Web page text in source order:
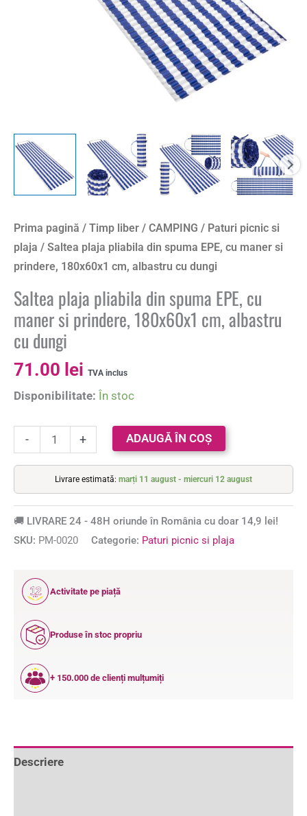
Prima pagină / Timp liber / CAMPING / Paturi picnic si
plaja / Saltea plaja pliabila din spuma EPE, cu maner si
prindere, 180x60x1 cm, albastru cu dungi
Saltea plaja pliabila din spuma EPE, cu
maner si prindere, 180x60x1 cm, albastru
cu dungi
71.00 lei TVA inclus
Disponibilitate: În stoc
-
dungi
+ ADAUGĂ ÎN COȘ
Livrare estimată: marți 11 august - miercuri 12 august
🚚 LIVRARE 24 - 48H oriunde în România cu doar 14,9 lei!
SKU: PM-0020 Categorie: Paturi picnic si plaja
12
ANI
Activitate pe piață
Produse în stoc propriu
+ 150.000 de clienți mulțumiți
Descriere